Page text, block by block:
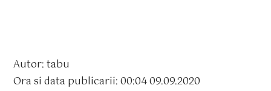
Autor: tabu
Ora si data publicarii: 00:04 09.09.2020